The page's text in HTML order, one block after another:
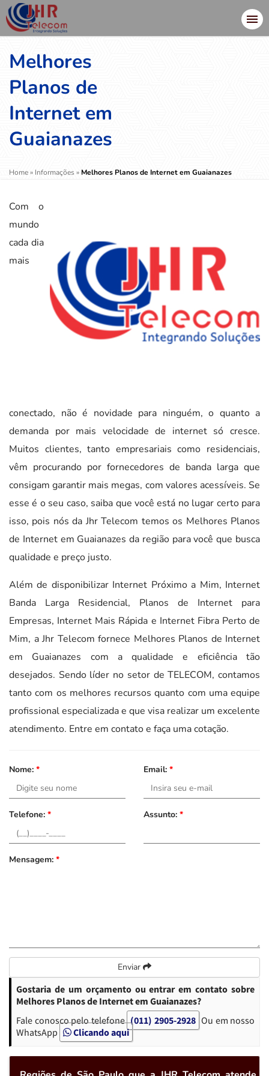
Melhores
Planos de
Internet em
Guaianazes
Home» Informações» Melhores Planos de Internet em Guaianazes
Com o
mundo
cada dia
mais
conectado, não é novidade para ninguém, o quanto a
demanda por mais velocidade de internet só cresce.
Muitos clientes, tanto empresariais como residenciais,
vêm procurando por fornecedores de banda larga que
consigam garantir mais megas, com valores acessíveis. Se
esse é o seu caso, saiba que você está no lugar certo para
isso, pois nós da Jhr Telecom temos os Melhores Planos
de Internet em Guaianazes da região para você que busca
qualidade e preço justo.
Além de disponibilizar Internet Próximo a Mim, Internet
Banda Larga Residencial, Planos de Internet para
Empresas, Internet Mais Rápida e Internet Fibra Perto de
Mim, a Jhr Telecom fornece Melhores Planos de Internet
em Guaianazes com a qualidade e eficiência tão
desejados. Sendo líder no setor de TELECOM, contamos
tanto com os melhores recursos quanto com uma equipe
profissional especializada e que visa realizar um excelente
atendimento. Entre em contato e faça uma cotação.
Nome: * Email: *
Telefone: * Assunto: *
Mensagem: *
Enviar
Gostaria de um orçamento ou entrar em contato sobre
Melhores Planos de Internet em Guaianazes?
Fale conosco pelo telefone (011) 2905-2928 Ou em nosso
WhatsApp
Clicando aqui